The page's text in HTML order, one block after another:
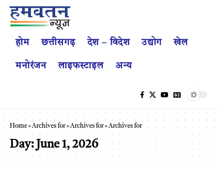
होम छत्तीसगढ़ देश – विदेश उद्योग खेल
मनोरंजन लाइफस्टाइल अन्य
Home» Archives for» Archives for» Archives for
Day: June 1, 2026